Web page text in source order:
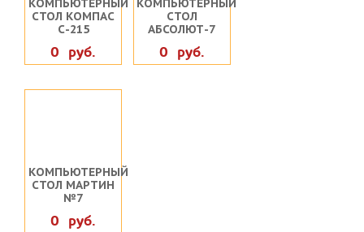
КОМПЬЮТЕРНЫЙ
СТОЛ КОМПАС
С-215
0 руб.
КОМПЬЮТЕРНЫЙ
СТОЛ
АБСОЛЮТ-7
0 руб.
КОМПЬЮТЕРНЫЙ
СТОЛ МАРТИН
№7
0 руб.